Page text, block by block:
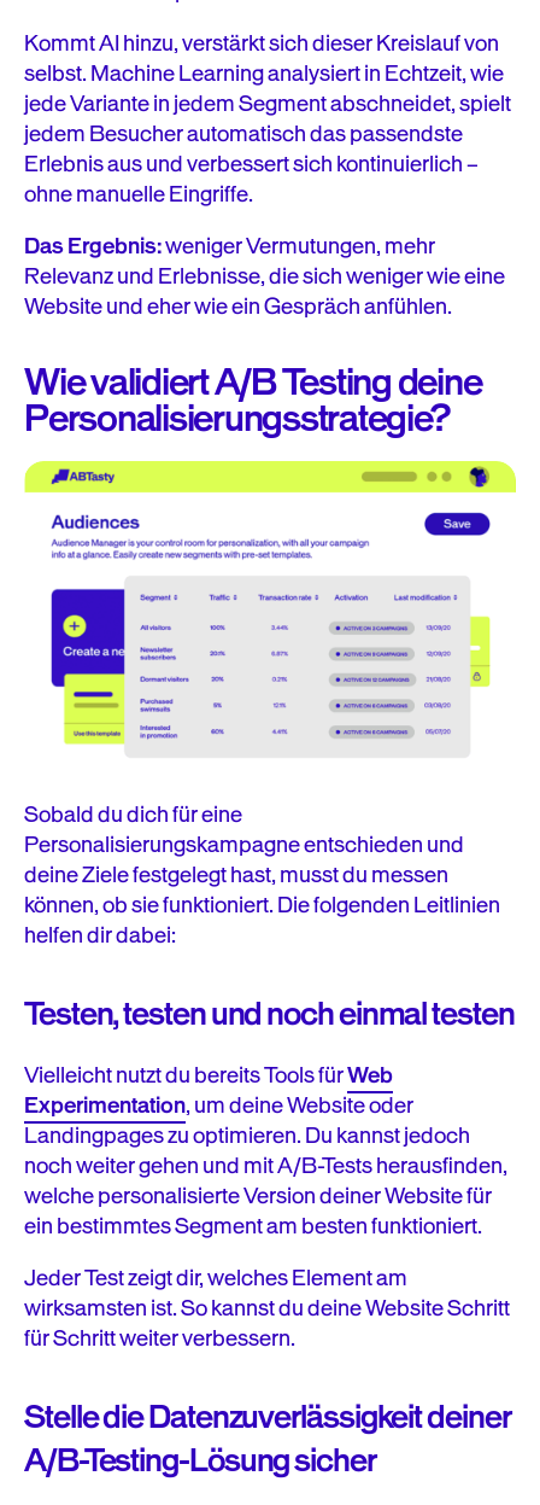
Kommt AI hinzu, verstärkt sich dieser Kreislauf von
selbst. Machine Learning analysiert in Echtzeit, wie
jede Variante in jedem Segment abschneidet, spielt
jedem Besucher automatisch das passendste
Erlebnis aus und verbessert sich kontinuierlich –
ohne manuelle Eingriffe.
Das Ergebnis:weniger Vermutungen, mehr
Relevanz und Erlebnisse, die sich weniger wie eine
Website und eher wie ein Gespräch anfühlen.
Wie validiert A/B Testing deine
Personalisierungsstrategie?
Sobald du dich für eine
Personalisierungskampagne entschieden und
deine Ziele festgelegt hast, musst du messen
können, ob sie funktioniert. Die folgenden Leitlinien
helfen dir dabei:
Testen, testen und noch einmal testen
Vielleicht nutzt du bereits Tools fürWeb
Experimentation, um deine Website oder
Landingpages zu optimieren. Du kannst jedoch
noch weiter gehen und mit A/B-Tests herausfinden,
welche personalisierte Version deiner Website für
ein bestimmtes Segment am besten funktioniert.
Jeder Test zeigt dir, welches Element am
wirksamsten ist. So kannst du deine Website Schritt
für Schritt weiter verbessern.
Stelle die Datenzuverlässigkeit deiner
A/B-Testing-Lösung sicher